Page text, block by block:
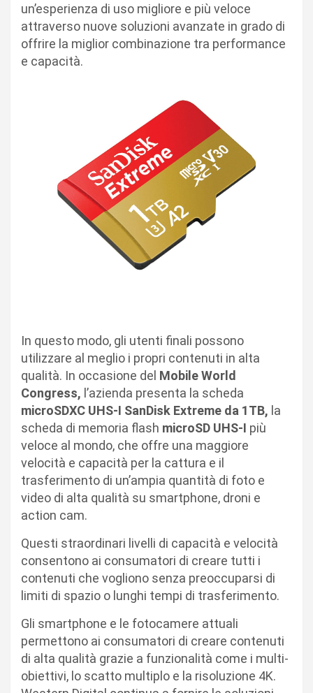
un’esperienza di uso migliore e più veloce
attraverso nuove soluzioni avanzate in grado di
offrire la miglior combinazione tra performance
e capacità.
In questo modo, gli utenti finali possono
utilizzare al meglio i propri contenuti in alta
qualità. In occasione del Mobile World
Congress, l’azienda presenta la scheda
microSDXC UHS-I SanDisk Extreme da 1TB, la
scheda di memoria flash microSD UHS-I più
veloce al mondo, che offre una maggiore
velocità e capacità per la cattura e il
trasferimento di un’ampia quantità di foto e
video di alta qualità su smartphone, droni e
action cam.
Questi straordinari livelli di capacità e velocità
consentono ai consumatori di creare tutti i
contenuti che vogliono senza preoccuparsi di
limiti di spazio o lunghi tempi di trasferimento.
Gli smartphone e le fotocamere attuali
permettono ai consumatori di creare contenuti
di alta qualità grazie a funzionalità come i multi-
obiettivi, lo scatto multiplo e la risoluzione 4K.